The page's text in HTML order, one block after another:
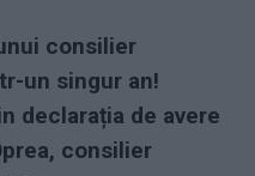
consilier
un singur an!
declarația de avere
consilier